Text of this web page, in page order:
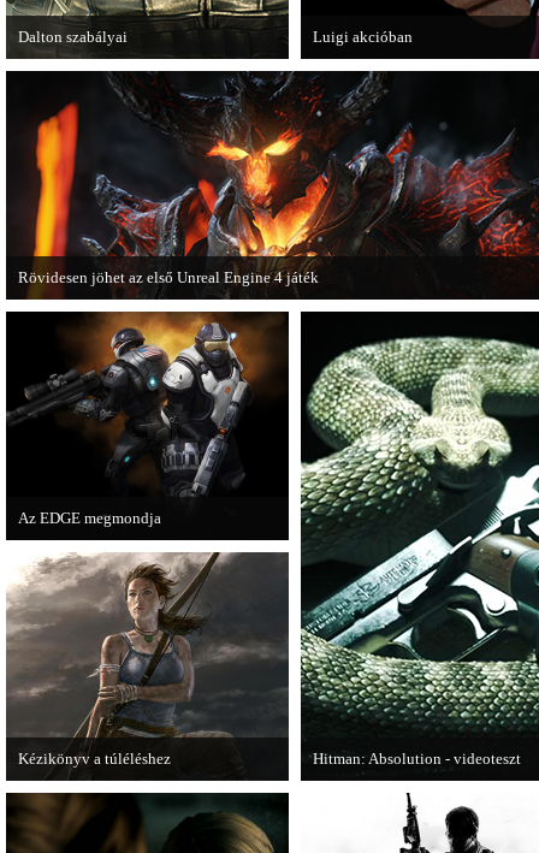
Dalton szabályai
Új videóval jelentkezik az Insomniac
Games játéka, a Fuse.
Luigi akcióban
A Nintendo 3DS-re készülő
magát.
Rövidesen jöhet az első Unreal Engine 4 játék
A Zombie Studios készölő játéka az Epic Games legújabb motorját, az Unreal
4-et fogja használni.
Az EDGE megmondja
Az egyik leghíresebb játékmagazin, az
EDGE is elmondja, hogy szerinte
melyek voltak idén a legjobb játékok.
Hitman: Absolution - videoteszt
A PC Gurutól Bate és Chris
a legújabb Hitmant.
Kézikönyv a túléléshez
A Tomb Raider sem ússza meg a
manapság már kötelező videosorozatot.